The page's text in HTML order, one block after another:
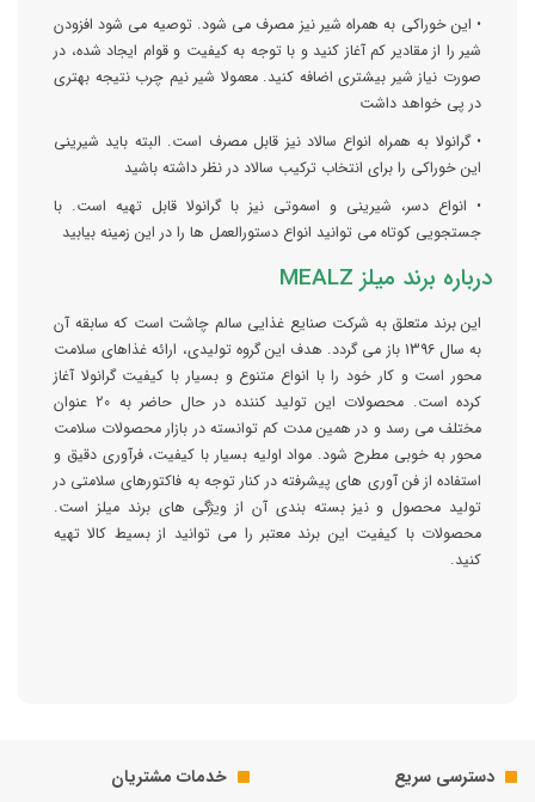
• این خوراکی به همراه شیر نیز مصرف می شود. توصیه می شود افزودن
شیر را از مقادیر کم آغاز کنید و با توجه به کیفیت و قوام ایجاد شده، در
صورت نیاز شیر بیشتری اضافه کنید. معمولا شیر نیم چرب نتیجه بهتری
در پی خواهد داشت
• گرانولا به همراه انواع سالاد نیز قابل مصرف است. البته باید شیرینی
این خوراکی را برای انتخاب ترکیب سالاد در نظر داشته باشید
• انواع دسر، شیرینی و اسموتی نیز با گرانولا قابل تهیه است. با
جستجویی کوتاه می توانید انواع دستورالعمل ها را در این زمینه بیابید
درباره برند میلز MEALZ
این برند متعلق به شرکت صنایع غذایی سالم چاشت است که سابقه آن
به سال 1396 باز می گردد. هدف این گروه تولیدی، ارائه غذاهای سلامت
محور است و کار خود را با انواع متنوع و بسیار با کیفیت گرانولا آغاز
کرده است. محصولات این تولید کننده در حال حاضر به 20 عنوان
مختلف می رسد و در همین مدت کم توانسته در بازار محصولات سلامت
محور به خوبی مطرح شود. مواد اولیه بسیار با کیفیت، فرآوری دقیق و
استفاده از فن آوری های پیشرفته در کنار توجه به فاکتورهای سلامتی در
تولید محصول و نیز بسته بندی آن از ویژگی های برند میلز است.
محصولات با کیفیت این برند معتبر را می توانید از بسیط کالا تهیه
کنید.
دسترسی سریع خدمات مشتریان